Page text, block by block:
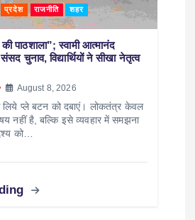
प्रदेश राजनीति शहर
पाठशाला”; स्वामी आत्मानंद
चुनाव, विद्यार्थियों ने सीखा नेतृत्व
August 8, 2026
प्ले बटन को दबाएं। लोकतंत्र केवल
नहीं है, बल्कि इसे व्यवहार में समझना
को…